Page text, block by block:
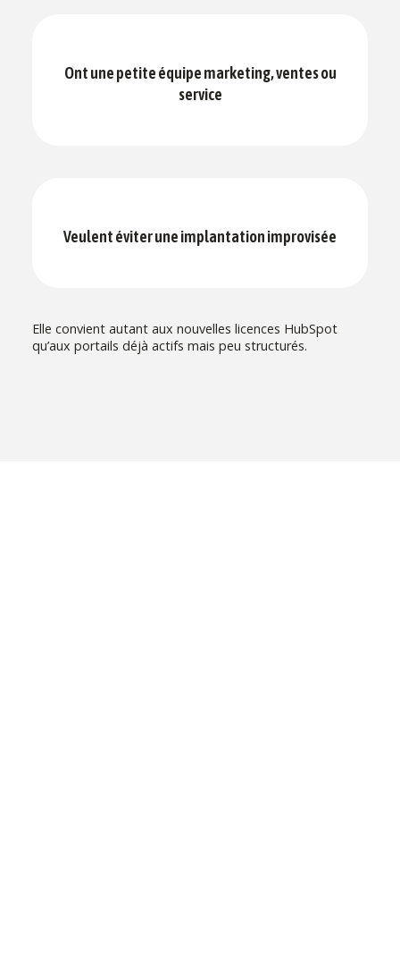
Ont une petite équipe marketing, ventes ou
service
Veulent éviter une implantation improvisée
Elle convient autant aux nouvelles licences HubSpot
qu’aux portails déjà actifs mais peu structurés.